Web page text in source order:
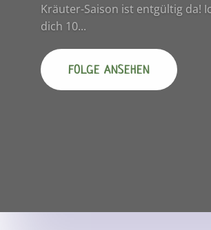
Kräuter-Saison ist entgültig da!
dich 10...
FOLGE ANSEHEN